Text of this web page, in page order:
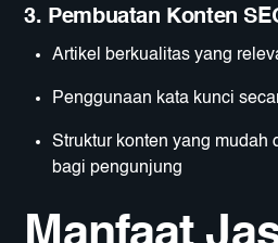
3. Pembuatan Konten
Artikel berkualitas yang
Penggunaan kata kunci
Struktur konten yang mudah
bagi pengunjung